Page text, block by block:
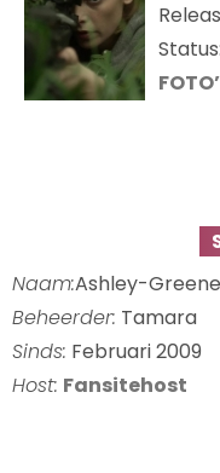
Naam:Ashley-
Beheerder: Tamara
Sinds: Februari 2009
Host: Fansitehost